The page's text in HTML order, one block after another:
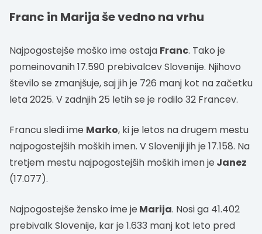
Franc in Marija še vedno na vrhu
Najpogostejše moško ime ostaja Franc. Tako je
pomeinovanih 17.590 prebivalcev Slovenije. Njihovo
število se zmanjšuje, saj jih je 726 manj kot na začetku
leta 2025. V zadnjih 25 letih se je rodilo 32 Francev.
Francu sledi ime Marko, ki je letos na drugem mestu
najpogostejših moških imen. V Sloveniji jih je 17.158. Na
tretjem mestu najpogostejših moških imen je Janez
(17.077).
Najpogostejše žensko ime je Marija. Nosi ga 41.402
prebivalk Slovenije, kar je 1.633 manj kot leto pred